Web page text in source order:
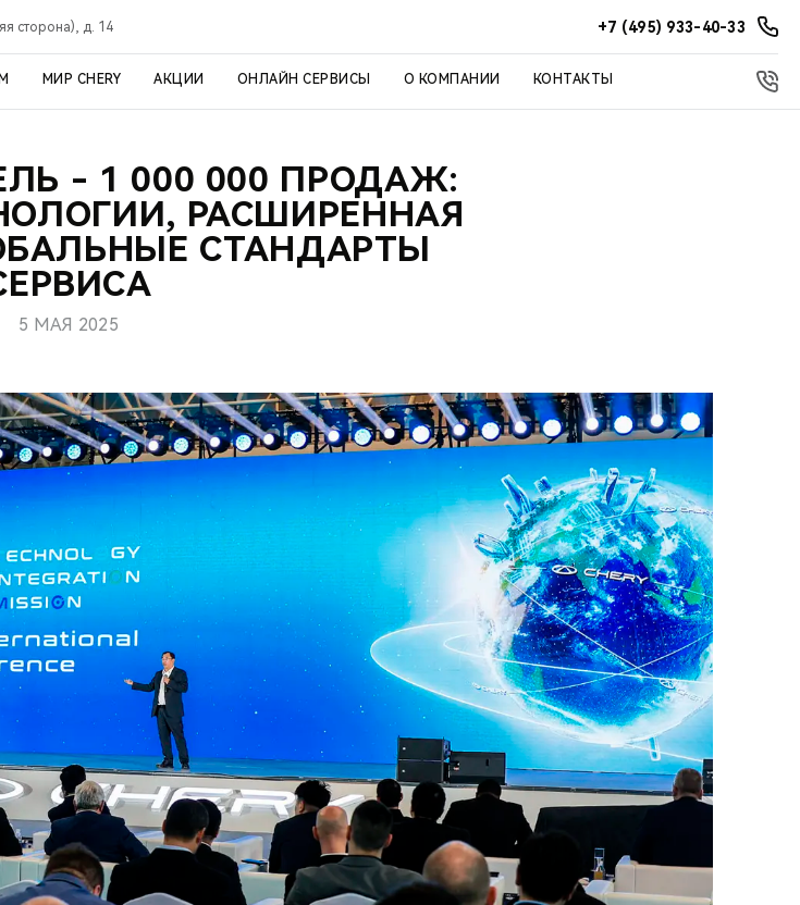
сторона), д. 14 +7 (495) 933-40-33
МИР CHERY АКЦИИ ОНЛАЙН СЕРВИСЫ О КОМПАНИИ КОНТАКТЫ
- 1 000 000 ПРОДАЖ:
РАСШИРЕННАЯ
СТАНДАРТЫ
5 МАЯ 2025